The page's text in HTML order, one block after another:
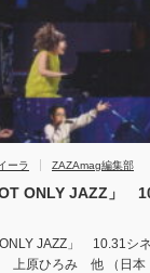
ーラ ZAZAmag編集部
ONLY JAZZ」
JAZZ」 10.31シ
上原ひろみ 他 （日本